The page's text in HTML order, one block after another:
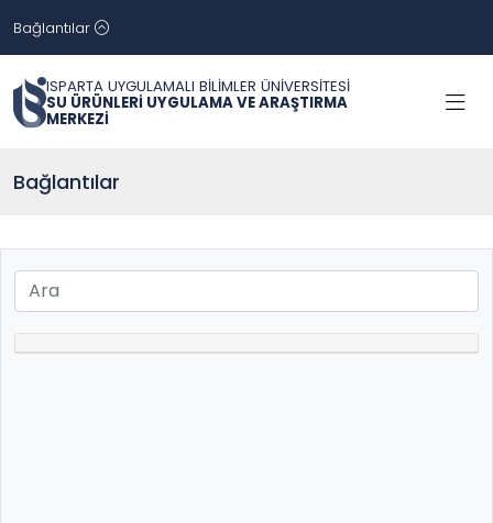
Bağlantılar
ISPARTA UYGULAMALI BİLİMLER ÜNİVERSİTESİ
SU ÜRÜNLERİ UYGULAMA VE ARAŞTIRMA
MERKEZİ
Bağlantılar